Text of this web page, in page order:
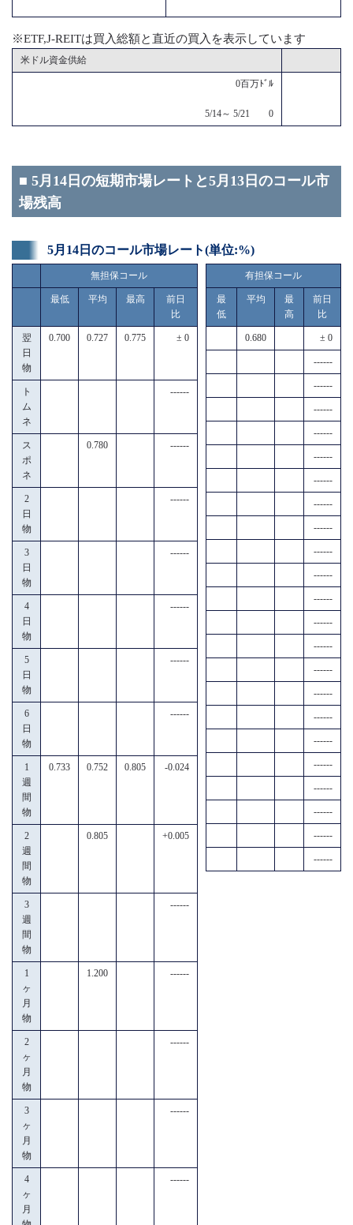
※ETF,J-REITは買入総額と直近の買入を表示しています
米ドル資金供給
0百万ﾄﾞﾙ
5/14～ 5/21 0
■ 5月14日の短期市場レートと5月13日のコール市
場残高
5月14日のコール市場レート(単位:%)
無担保コール
最低 平均 最高
前日
比
翌
日
物
0.700 0.727 0.775 ± 0
ト
ム
ネ
------
ス
ポ
ネ
0.780 ------
2
日
物
------
3
日
物
------
4
日
物
------
5
日
物
------
6
日
物
------
1
週
間
物
0.733 0.752 0.805 -0.024
2
週
間
物
0.805 +0.005
3
週
間
物
------
1
ヶ
月
物
1.200 ------
2
ヶ
月
物
------
3
ヶ
月
物
------
4
ヶ
月
------
有担保コール
最
低
平均
最
高
前日
比
0.680 ± 0
------
------
------
------
------
------
------
------
------
------
------
------
------
------
------
------
------
------
------
------
------
------